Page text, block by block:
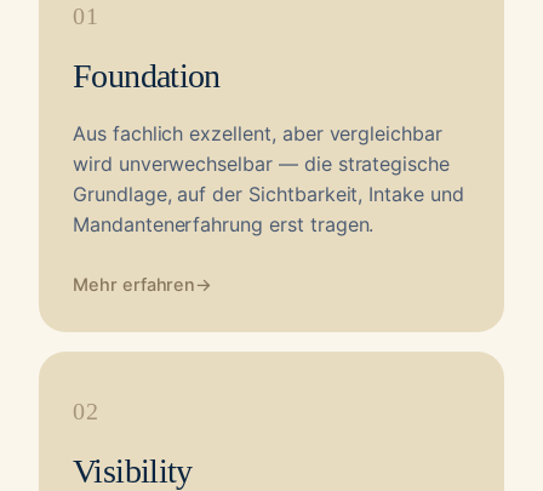
01
Foundation
Aus fachlich exzellent, aber vergleichbar
wird unverwechselbar — die strategische
Grundlage, auf der Sichtbarkeit, Intake und
Mandantenerfahrung erst tragen.
Mehr erfahren→
02
Visibility